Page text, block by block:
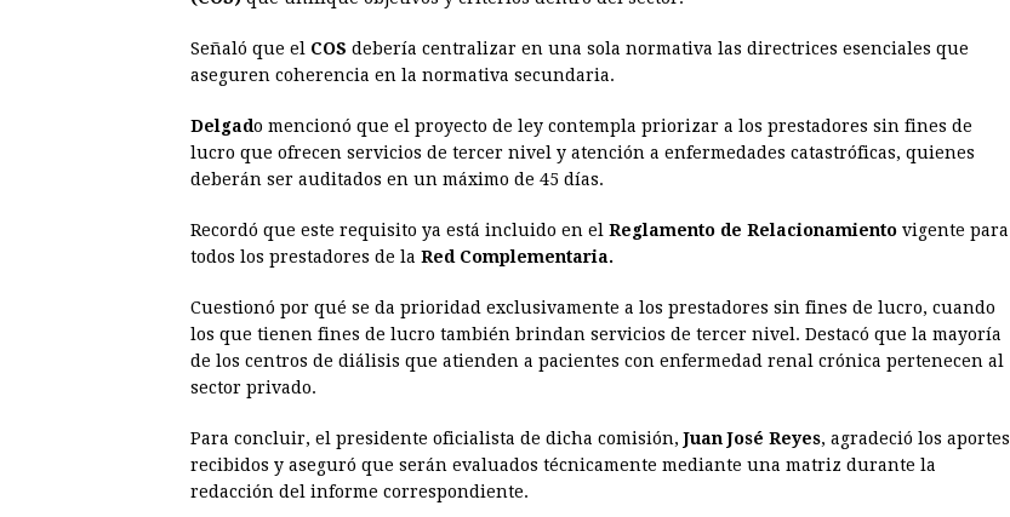
Señaló que el COS debería centralizar en una sola normativa las directrices esenciales que
aseguren coherencia en la normativa secundaria.
Delgado mencionó que el proyecto de ley contempla priorizar a los prestadores sin fines de
lucro que ofrecen servicios de tercer nivel y atención a enfermedades catastróficas, quienes
deberán ser auditados en un máximo de 45 días.
Recordó que este requisito ya está incluido en el Reglamento de Relacionamiento vigente para
todos los prestadores de la Red Complementaria.
Cuestionó por qué se da prioridad exclusivamente a los prestadores sin fines de lucro, cuando
los que tienen fines de lucro también brindan servicios de tercer nivel. Destacó que la mayoría
de los centros de diálisis que atienden a pacientes con enfermedad renal crónica pertenecen al
sector privado.
Para concluir, el presidente oficialista de dicha comisión, Juan José Reyes, agradeció los aportes
recibidos y aseguró que serán evaluados técnicamente mediante una matriz durante la
redacción del informe correspondiente.